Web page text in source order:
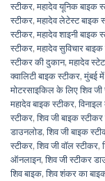
स्टीकर,महादेव यूनिक बाइक
स्टीकर,महादेव लेटेस्ट बाइक
स्टीकर,महादेव शाइनी बाइक
स्टीकर,महादेव सुविचार
स्टीकर की दुकान,महादेव
क्वालिटी बाइक स्टीकर,मुंबई
मोटरसाइकिल के लिए शिव जी
महादेव बाइक स्टीकर,
स्टीकर,शिव जी बाइक
डाउनलोड,शिव जी बाइक
स्टीकर,शिव जी वॉल स्टीकर,
ऑनलाइन,शिव जी स्टीकर
शिव बाइक,शिव शंकर का